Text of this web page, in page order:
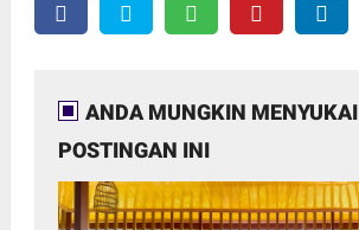
ANDA MUNGKIN MENYUKAI
POSTINGAN INI